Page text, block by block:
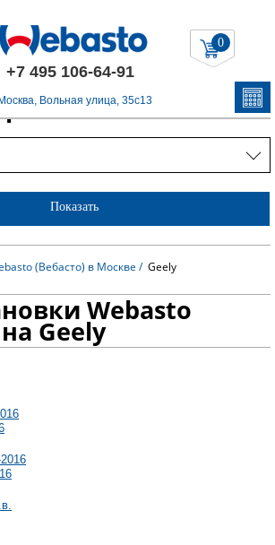
+7 495 106-64-91
Вольная улица, 35с13
0
Показать
(Вебасто) в Москве / Geely
Webasto
Geely